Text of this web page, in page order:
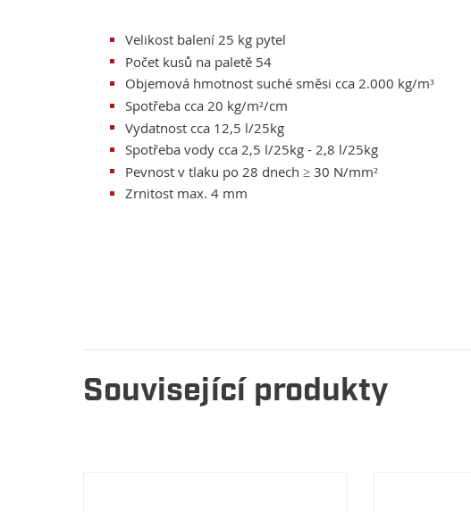
Velikost balení 25 kg pytel
Počet kusů na paletě 54
Objemová hmotnost suché směsi cca 2.000 kg/m³
Spotřeba cca 20 kg/m²/cm
Vydatnost cca 12,5 l/25kg
Spotřeba vody cca 2,5 l/25kg - 2,8 l/25kg
Pevnost v tlaku po 28 dnech ≥ 30 N/mm²
Zrnitost max. 4 mm
Související produkty